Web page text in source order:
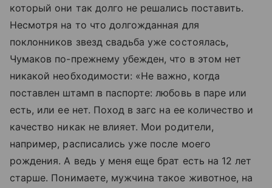
который они так долго не решались поставить.
Несмотря на то что долгожданная для
поклонников звезд свадьба уже состоялась,
Чумаков по-прежнему убежден, что в этом нет
никакой необходимости: «Не важно, когда
поставлен штамп в паспорте: любовь в паре или
есть, или ее нет. Поход в загс на ее количество и
качество никак не влияет. Мои родители,
например, расписались уже после моего
рождения. А ведь у меня еще брат есть на 12 лет
старше. Понимаете, мужчина такое животное, на